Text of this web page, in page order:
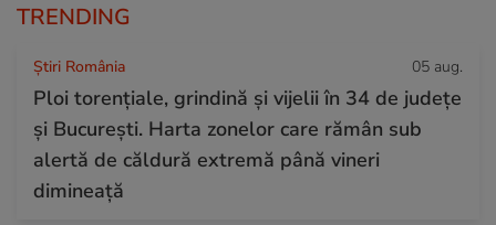
TRENDING
Știri România 05 aug.
Ploi torențiale, grindină și vijelii în 34 de județe
și București. Harta zonelor care rămân sub
alertă de căldură extremă până vineri
dimineață